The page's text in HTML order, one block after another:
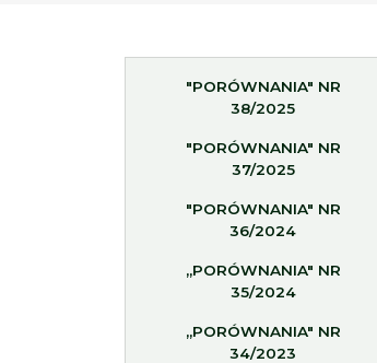
"PORÓWNANIA" NR
38/2025
"PORÓWNANIA" NR
37/2025
"PORÓWNANIA" NR
36/2024
„PORÓWNANIA" NR
35/2024
„PORÓWNANIA" NR
34/2023